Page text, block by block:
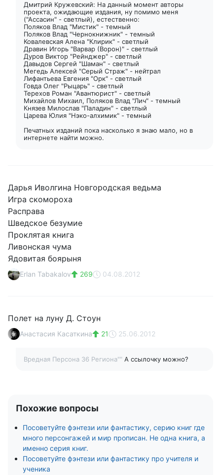
Дмитрий Кружевский: На данный момент авторы
проекта, ожидающие издания, ну помимо меня
("Ассасин" - светлый), естественно:
Поляков Влад "Мистик" - темный
Поляков Влад "Чернокнижник" - темный
Ковалевская Алена "Клирик" - светлый
Дравин Игорь "Варвар (Ворон)" - светлый
Дуров Виктор "Рейнджер" - светлый
Давыдов Сергей "Шаман" - светлый
Мегедь Алексей "Серый Страж" - нейтрал
Лифантьева Евгения "Орк" - светлый
Говда Олег "Рыцарь" - светлый
Терехов Роман "Авантюрист" - светлый
Михайлов Михаил, Поляков Влад "Лич" - темный
Князев Милослав "Паладин" - светлый
Царева Юлия "Нэко-алхимик" - темный
Печатных изданий пока насколько я знаю мало, но в
интернете найти можно.
Дарья Иволгина Новгородская ведьма
Игра скомороха
Расправа
Шведское безумие
Проклятая книга
Ливонская чума
Ядовитая боярыня
Erlan Tabakalov 269 04.08.2012
Полет на луну Д. Стоун
Анастасия Касаткина 21 25.06.2012
Вредная Персона 36 Региона"" А ссылочку можно?
Похожие вопросы
Посоветуйте фэнтези или фантастику, серию книг где
много персонгажей и мир прописан. Не одна книга, а
именно серия книг.
Посоветуйте фэнтези или фантастику про учителя и
ученика